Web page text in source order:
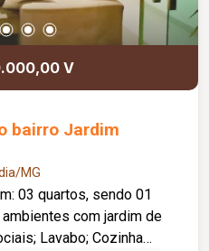
V
bairro Jardim
MG
com jardim de
Lavabo; Cozinha